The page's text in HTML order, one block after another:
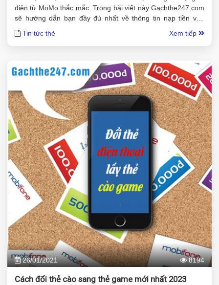
điện tử MoMo thắc mắc. Trong bài viết này Gachthe247.com
sẽ hướng dẫn bạn đầy đủ nhất về thông tin nạp tiền vào
momo bằng thẻ cào điện thoại
Tin tức thẻ Xem tiếp
26/01/2021 8194
Cách đổi thẻ cào sang thẻ game mới nhất 2023